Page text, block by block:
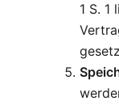
1 S. 1